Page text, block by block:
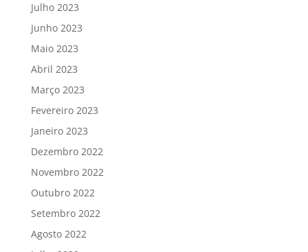
Julho 2023
Junho 2023
Maio 2023
Abril 2023
Março 2023
Fevereiro 2023
Janeiro 2023
Dezembro 2022
Novembro 2022
Outubro 2022
Setembro 2022
Agosto 2022